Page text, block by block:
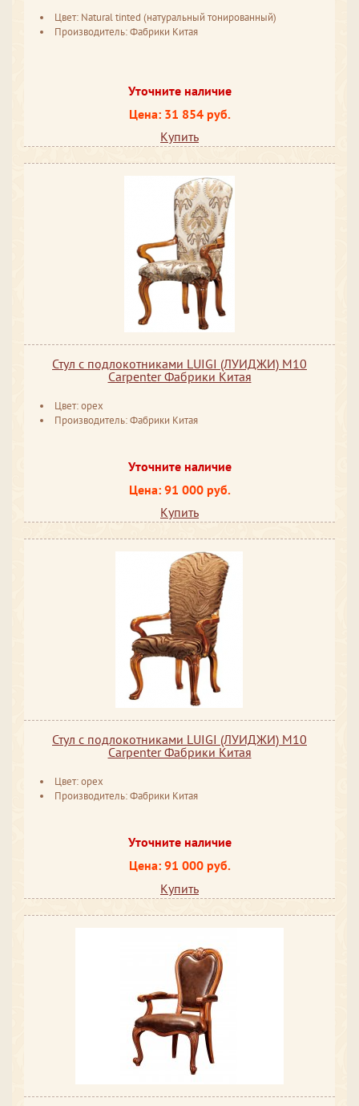
Цвет: Natural tinted (натуральный тонированный)
Производитель: Фабрики Китая
Уточните наличие
Цена: 31 854 руб.
Купить
Стул с подлокотниками LUIGI (ЛУИДЖИ) M10
Carpenter Фабрики Китая
Цвет: орех
Производитель: Фабрики Китая
Уточните наличие
Цена: 91 000 руб.
Купить
Стул с подлокотниками LUIGI (ЛУИДЖИ) M10
Carpenter Фабрики Китая
Цвет: орех
Производитель: Фабрики Китая
Уточните наличие
Цена: 91 000 руб.
Купить